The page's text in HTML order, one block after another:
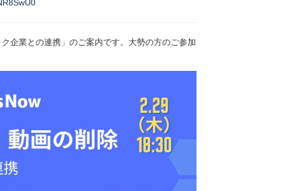
企業との連携」のご案内です。大勢の方のご参加